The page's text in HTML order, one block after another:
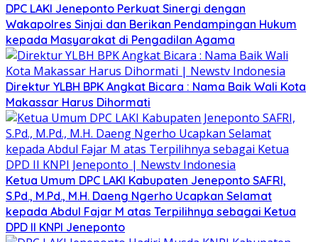
DPC LAKI Jeneponto Perkuat Sinergi dengan
Wakapolres Sinjai dan Berikan Pendampingan Hukum
kepada Masyarakat di Pengadilan Agama
Direktur YLBH BPK Angkat Bicara : Nama Baik Wali Kota
Makassar Harus Dihormati
Ketua Umum DPC LAKI Kabupaten Jeneponto SAFRI,
S.Pd., M.Pd., M.H. Daeng Ngerho Ucapkan Selamat
kepada Abdul Fajar M atas Terpilihnya sebagai Ketua
DPD II KNPI Jeneponto